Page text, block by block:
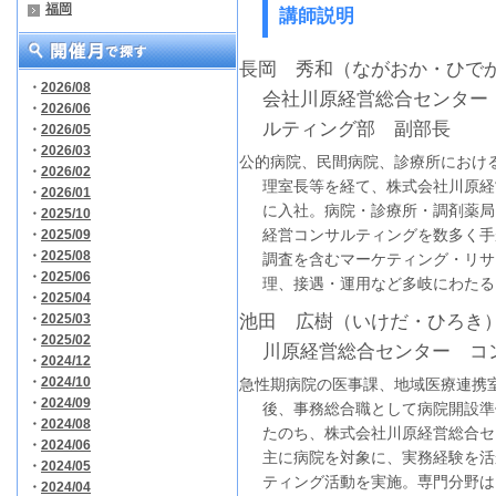
福岡
・ 2026/08
・ 2026/06
・ 2026/05
・ 2026/03
・ 2026/02
・ 2026/01
・ 2025/10
・ 2025/09
・ 2025/08
・ 2025/06
・ 2025/04
・ 2025/03
・ 2025/02
・ 2024/12
・ 2024/10
・ 2024/09
・ 2024/08
・ 2024/06
・ 2024/05
・ 2024/04
講師説明
長岡 秀和（ながおか・ひで
会社川原経営総合センタ
ルティング部 副部長
公的病院、民間病院、診療所におけ
理室長等を経て、株式会社川原
に入社。病院・診療所・調剤薬
経営コンサルティングを数多く
調査を含むマーケティング・リ
理、接遇・運用など多岐にわた
池田 広樹（いけだ・ひろき
川原経営総合センター コ
急性期病院の医事課、地域医療連携
後、事務総合職として病院開設
たのち、株式会社川原経営総合
主に病院を対象に、実務経験を
ティング活動を実施。専門分野